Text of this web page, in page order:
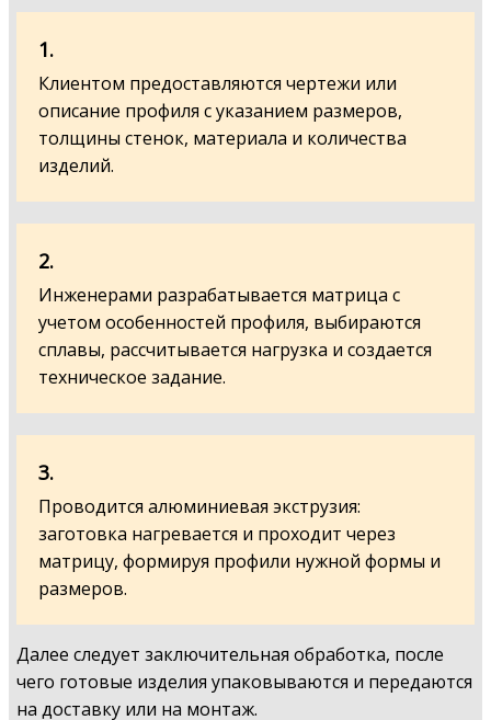
1.
Клиентом предоставляются чертежи или
описание профиля с указанием размеров,
толщины стенок, материала и количества
изделий.
2.
Инженерами разрабатывается матрица с
учетом особенностей профиля, выбираются
сплавы, рассчитывается нагрузка и создается
техническое задание.
3.
Проводится алюминиевая экструзия:
заготовка нагревается и проходит через
матрицу, формируя профили нужной формы и
размеров.
Далее следует заключительная обработка, после
чего готовые изделия упаковываются и передаются
на доставку или на монтаж.